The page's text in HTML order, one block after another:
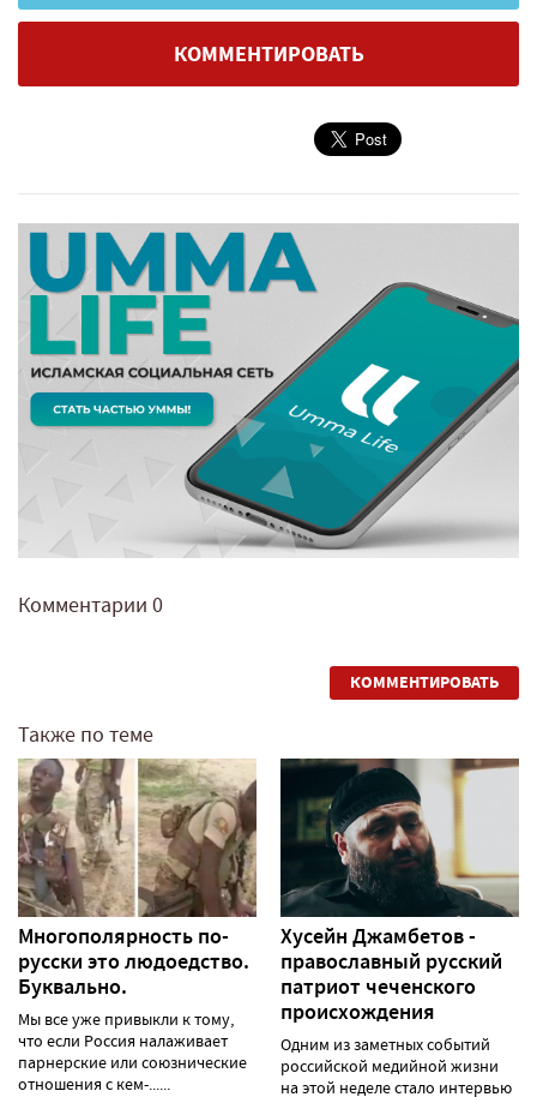
КОММЕНТИРОВАТЬ
Комментарии 0
КОММЕНТИРОВАТЬ
Также по теме
Многополярность по-
русски это людоедство.
Буквально.
Мы все уже привыкли к тому,
что если Россия налаживает
парнерские или союзнические
отношения с кем-......
Хусейн Джамбетов -
православный русский
патриот чеченского
происхождения
Одним из заметных событий
российской медийной жизни
на этой неделе стало интервью